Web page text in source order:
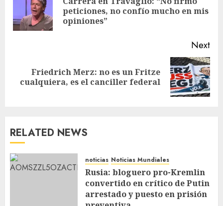
peticiones, no confío mucho en mis
opiniones”
Next
Friedrich Merz: no es un Fritze
cualquiera, es el canciller federal
RELATED NEWS
noticias Noticias Mundiales
Rusia: bloguero pro-Kremlin
convertido en crítico de Putin
arrestado y puesto en prisión